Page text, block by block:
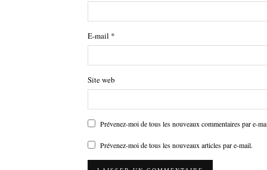
E-mail *
Site web
Prévenez-moi de tous les nouveaux commentaires par e-
Prévenez-moi de tous les nouveaux articles par e-mail.